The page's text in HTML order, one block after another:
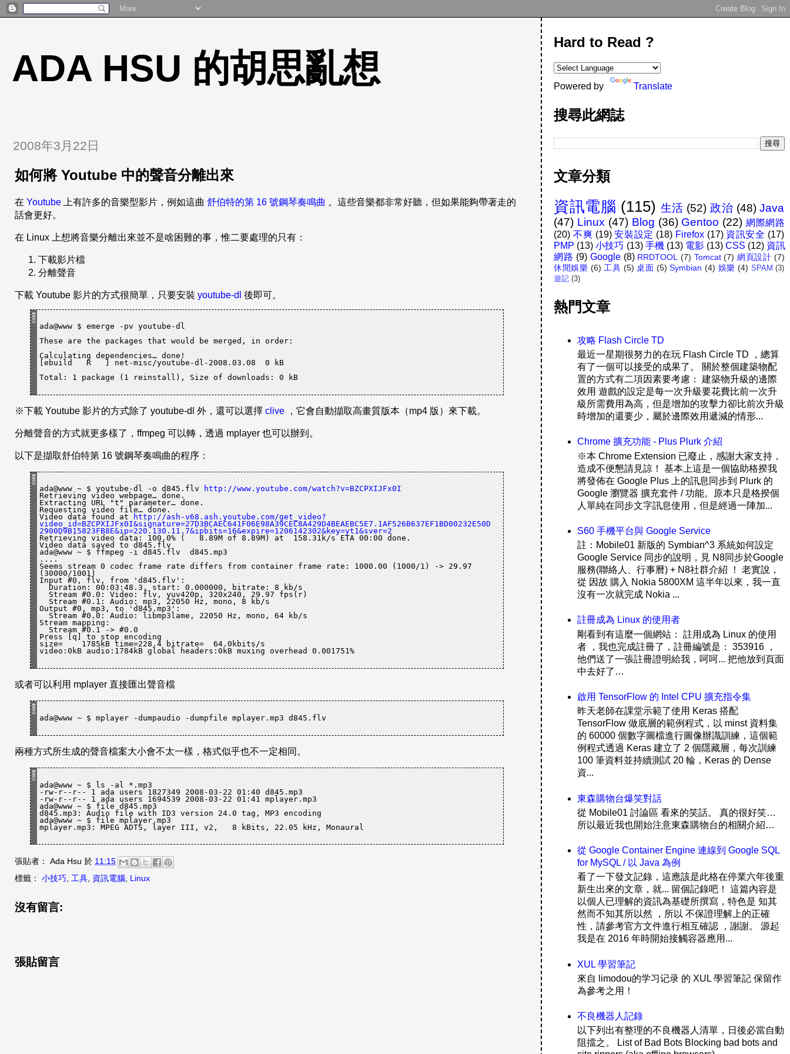
ADA HSU 的胡思亂想
2008年3月22日
如何將 Youtube 中的聲音分離出來
在 Youtube 上有許多的音樂型影片，例如這曲 舒伯特的第 16 號鋼琴奏鳴曲 。這些音樂都非常好聽，但如果能夠帶著走的
話會更好。
在 Linux 上想將音樂分離出來並不是啥困難的事，惟二要處理的只有：
下載影片檔
分離聲音
下載 Youtube 影片的方式很簡單，只要安裝 youtube-dl 後即可。
ada@www $ emerge -pv youtube-dl
These are the packages that would be merged, in order:
Calculating dependencies… done!
[ebuild   R   ] net-misc/youtube-dl-2008.03.08  0 kB
Total: 1 package (1 reinstall), Size of downloads: 0 kB
※下載 Youtube 影片的方式除了 youtube-dl 外，還可以選擇 clive ，它會自動擷取高畫質版本（mp4 版）來下載。
分離聲音的方式就更多樣了，ffmpeg 可以轉，透過 mplayer 也可以辦到。
以下是擷取舒伯特第 16 號鋼琴奏鳴曲的程序：
ada@www ~ $ youtube-dl -o d845.flv
http://www.youtube.com/watch?v=BZCPXIJFx0I
Retrieving video webpage… done.
Extracting URL
"t"
parameter… done.
Requesting video file… done.
Video data found at
http://ash-v68.ash.youtube.com/get_video?
video_id=BZCPXIJFx0I&signature=27D3BCAEC641F06E98A39CEC8A429D4BEAEBC5E7.1AF526B637EF1BD00232E50D
2900D9B15823FB8E&ip=220.130.11.7&ipbits=16&expire=1206142302&key=yt1&sver=2
Retrieving video data: 100.0% (   8.89M of 8.89M) at  158.31k/s ETA 00:00 done.
Video data saved to d845.flv
ada@www ~ $ ffmpeg -i d845.flv  d845.mp3
....
Seems stream 0 codec frame rate differs from container frame rate: 1000.00 (1000/1) -> 29.97
(30000/1001)
Input #0, flv, from 'd845.flv':
Output #0, mp3, to 'd845.mp3':
Stream mapping:
Press [q] to stop encoding
size=    1785kB time=228.4 bitrate=  64.0kbits/s
video:0kB audio:1784kB global headers:0kB muxing overhead 0.001751%
或者可以利用 mplayer 直接匯出聲音檔
ada@www ~ $ mplayer -dumpaudio -dumpfile mplayer.mp3 d845.flv
兩種方式所生成的聲音檔案大小會不太一樣，格式似乎也不一定相同。
ada@www ~ $ ls -al *.mp3
-rw-r--r-- 1 ada users 1827349 2008-03-22 01:40 d845.mp3
-rw-r--r-- 1 ada users 1694539 2008-03-22 01:41 mplayer.mp3
ada@www ~ $ file d845.mp3
d845.mp3: Audio file with ID3 version 24.0 tag, MP3 encoding
ada@www ~ $ file mplayer.mp3
mplayer.mp3: MPEG ADTS, layer III, v2,   8 kBits, 22.05 kHz, Monaural
張貼者： Ada Hsu 於 11:15
標籤： 小技巧 工具 資訊電腦 Linux
沒有留言:
張貼留言
Hard to Read ?
Powered by Translate
搜尋此網誌
文章分類
資訊電腦 (115) 生活 (52) 政治 (48) Java
(47) Linux (47) Blog (36) Gentoo (22) 網際網路
(20) 不爽 (19) 安裝設定 (18) Firefox (17) 資訊安全 (17)
PMP (13) 小技巧 (13) 手機 (13) 電影 (13) CSS (12) 資訊
網路 (9) Google (8) RRDTOOL (7) Tomcat (7) 網頁設計 (7)
休閒娛樂 (6) 工具 (5) 桌面 (5) Symbian (4) 娛樂 (4) SPAM (3)
遊記 (3)
熱門文章
攻略 Flash Circle TD
最近一星期很努力的在玩 Flash Circle TD ，總算
有了一個可以接受的成果了。 關於整個建築物配
置的方式有二項因素要考慮： 建築物升級的邊際
效用 遊戲的設定是每一次升級要花費比前一次升
級所需費用為高，但是增加的攻擊力卻比前次升級
時增加的還要少，屬於邊際效用遞減的情形...
Chrome 擴充功能 - Plus Plurk 介紹
※本 Chrome Extension 已廢止，感謝大家支持，
造成不便懇請見諒！ 基本上這是一個協助格揆我
將發佈在 Google Plus 上的訊息同步到 Plurk 的
Google 瀏覽器 擴充套件 / 功能。原本只是格揆個
人單純在同步文字訊息使用，但是經過一陣加...
S60 手機平台與 Google Service
註：Mobile01 新版的 Symbian^3 系統如何設定
Google Service 同步的說明，見 N8同步於Google
服務(聯絡人、行事曆) + N8社群介紹 ！ 老實說，
從 因故 購入 Nokia 5800XM 這半年以來，我一直
沒有一次就完成 Nokia ...
註冊成為 Linux 的使用者
剛看到有這麼一個網站： 註用成為 Linux 的使用
者 ，我也完成註冊了，註冊編號是： 353916 ，
他們送了一張註冊證明給我，呵呵... 把他放到頁面
中去好了…
啟用 TensorFlow 的 Intel CPU 擴充指令集
昨天老師在課堂示範了使用 Keras 搭配
TensorFlow 做底層的範例程式，以 minst 資料集
的 60000 個數字圖檔進行圖像辦識訓練，這個範
例程式透過 Keras 建立了 2 個隱藏層，每次訓練
100 筆資料並持續測試 20 輪，Keras 的 Dense
資...
東森購物台爆笑對話
從 Mobile01 討論區 看來的笑話。 真的很好笑…
所以最近我也開始注意東森購物台的相關介紹…
從 Google Container Engine 連線到 Google SQL
for MySQL / 以 Java 為例
看了一下發文記錄，這應該是此格在停業六年後重
新生出來的文章，就... 留個記錄吧！ 這篇內容是
以個人已理解的資訊為基礎所撰寫，特色是 知其
然而不知其所以然 ，所以 不保證理解上的正確
性，請參考官方文件進行相互確認 ，謝謝。 源起
我是在 2016 年時開始接觸容器應用...
XUL 學習筆記
來自 limodou的学习记录 的 XUL 學習筆記 保留作
為參考之用！
不良機器人記錄
以下列出有整理的不良機器人清單，日後必當自動
阻擋之。 List of Bad Bots Blocking bad bots and